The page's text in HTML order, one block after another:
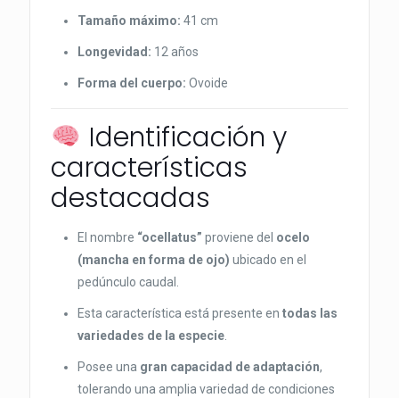
Tamaño máximo: 41 cm
Longevidad: 12 años
Forma del cuerpo: Ovoide
Identificación y
características
destacadas
El nombre “ocellatus” proviene del ocelo
(mancha en forma de ojo) ubicado en el
pedúnculo caudal.
Esta característica está presente entodas las
variedades de la especie.
Posee una gran capacidad de adaptación,
tolerando una amplia variedad de condiciones